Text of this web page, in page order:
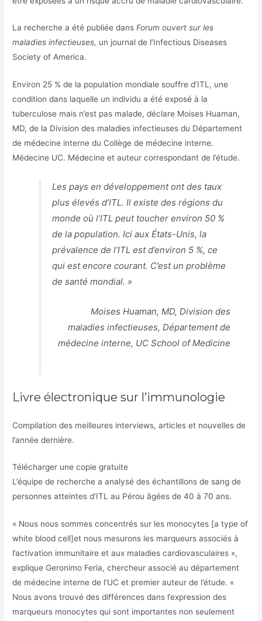
La recherche a été publiée dansForum ouvert sur les
maladies infectieuses, un journal de l’Infectious Diseases
Society of America.
Environ 25 % de la population mondiale souffre d’ITL, une
condition dans laquelle un individu a été exposé à la
tuberculose mais n’est pas malade, déclare Moises Huaman,
MD, de la Division des maladies infectieuses du Département
de médecine interne du Collège de médecine interne.
Médecine UC. Médecine et auteur correspondant de l’étude.
Les pays en développement ont des taux
plus élevés d’ITL. Il existe des régions du
monde où l’ITL peut toucher environ 50 %
de la population. Ici aux États-Unis, la
prévalence de l’ITL est d’environ 5 %, ce
qui est encore courant. C’est un problème
de santé mondial. »
Moises Huaman, MD, Division des
maladies infectieuses, Département de
médecine interne, UC School of Medicine
Livre électronique sur l’immunologie
Compilation des meilleures interviews, articles et nouvelles de
l’année dernière.
Télécharger une copie gratuite
L’équipe de recherche a analysé des échantillons de sang de
personnes atteintes d’ITL au Pérou âgées de 40 à 70 ans.
« Nous nous sommes concentrés sur les monocytes [a type of
white blood cell]et nous mesurons les marqueurs associés à
l’activation immunitaire et aux maladies cardiovasculaires »,
explique Geronimo Feria, chercheur associé au département
de médecine interne de l’UC et premier auteur de l’étude. «
Nous avons trouvé des différences dans l’expression des
marqueurs monocytes qui sont importantes non seulement